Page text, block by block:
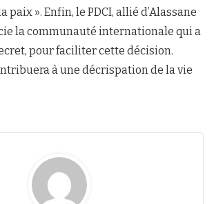
». Enfin, le PDCI, allié d’Alassane
la communauté internationale qui a
pour faciliter cette décision.
à une décrispation de la vie